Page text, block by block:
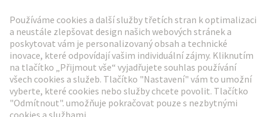
Přejít na registraci
Social Media